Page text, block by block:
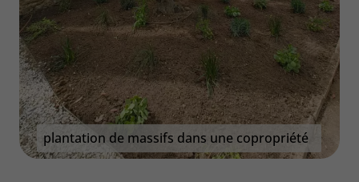
plantation de massifs dans une copropriété